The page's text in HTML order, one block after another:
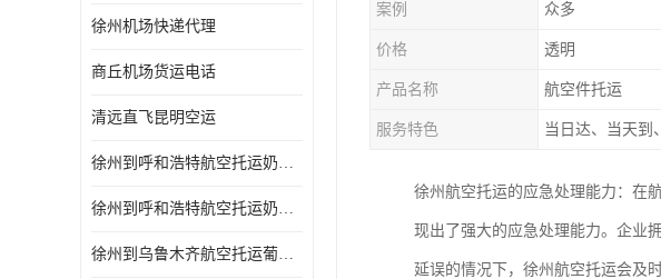
徐州机场快递代理
商丘机场货运电话
清远直飞昆明空运
徐州到呼和浩特航空托运奶制品的规定 空运专线-一站式服务
徐州到呼和浩特航空托运奶制品的规定 当天办理当天到达
徐州到乌鲁木齐航空托运葡萄干的包装 空运专线-一站式服务
案例 众多
价格 透明
产品名称 航空件托运
服务特色 当日达、当天到
徐州航空托运的应急处理能力：在
现出了强大的应急处理能力。企业
延误的情况下，徐州航空托运会及